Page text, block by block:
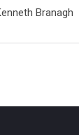
Branagh